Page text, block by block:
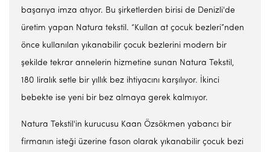
başarıya imza atıyor. Bu şirketlerden birisi de Denizli'de
üretim yapan Natura tekstil. “Kullan at çocuk bezleri”nden
önce kullanılan yıkanabilir çocuk bezlerini modern bir
şekilde tekrar annelerin hizmetine sunan Natura Tekstil,
180 liralık setle bir yıllık bez ihtiyacını karşılıyor. İkinci
bebekte ise yeni bir bez almaya gerek kalmıyor.
Natura Tekstil'in kurucusu Kaan Özsökmen yabancı bir
firmanın isteği üzerine fason olarak yıkanabilir çocuk bezi